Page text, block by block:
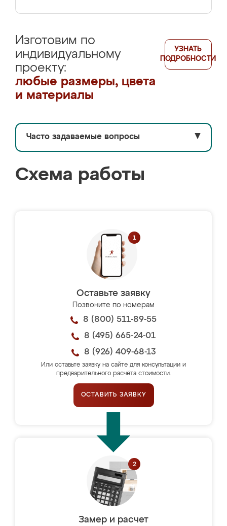
Изготовим по
индивидуальному
проекту:
любые размеры, цвета
и материалы
УЗНАТЬ
ПОДРОБНОСТИ
Часто задаваемые вопросы ▼
Схема работы
Оставьте заявку
Позвоните по номерам
8 (800) 511-89-55
8 (495) 665-24-01
8 (926) 409-68-13
Или оставьте заявку на сайте для консультации и
предварительного расчёта стоимости.
ОСТАВИТЬ ЗАЯВКУ
Замер и расчет